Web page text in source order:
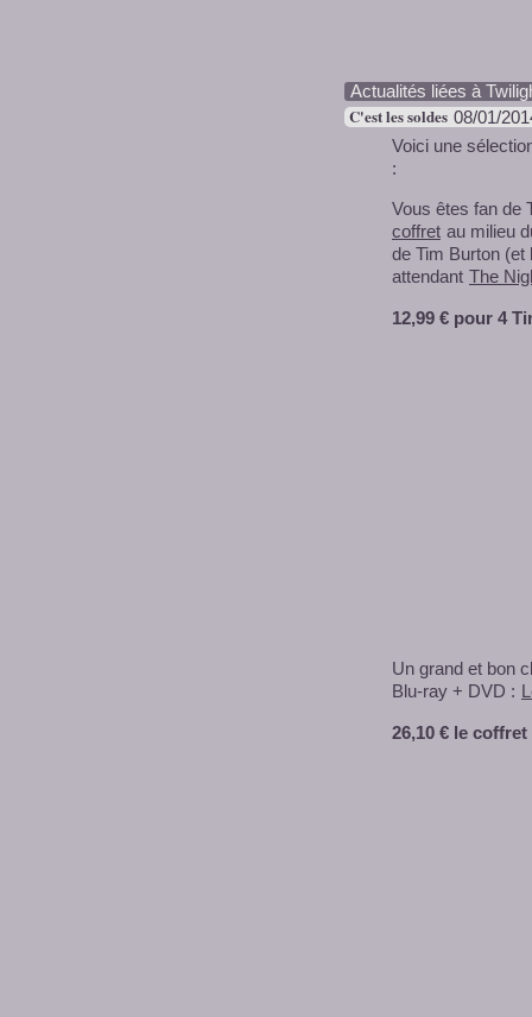
Actualités liées à
C'est les soldes 08/01/
Voici une
:
Vous êtes fan de
coffret au milieu
de Tim Burton (et
attendant The
12,99 € pour 4
Un grand et bon
Blu-ray + DVD :
26,10 € le